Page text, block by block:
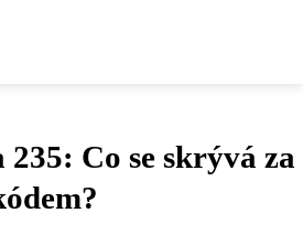
235: Co se skrývá za